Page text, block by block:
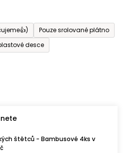
Pouze srolované plátno
desce
štětců - Bambusové 4ks v